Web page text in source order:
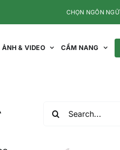
CHỌN NGÔN NGỮ
ẢNH & VIDEO CẨM NANG
for: